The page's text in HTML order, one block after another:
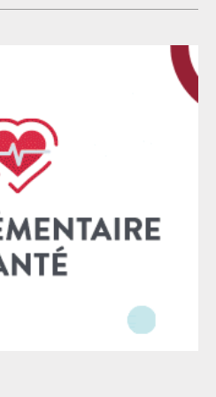
décision judiciaire ne
en cause personnelle
moins les menaces, les
racistes ou les
campagne actuellement
ayant participé à
faits jugés en première
elle aussi sur la
professionnel·es du droit,
publique et la banalisation
Ces méthodes, aujourd’hui
Elles visent à délégitimer
pression sur celles et